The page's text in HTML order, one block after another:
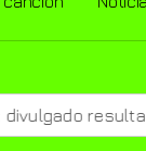
chamada